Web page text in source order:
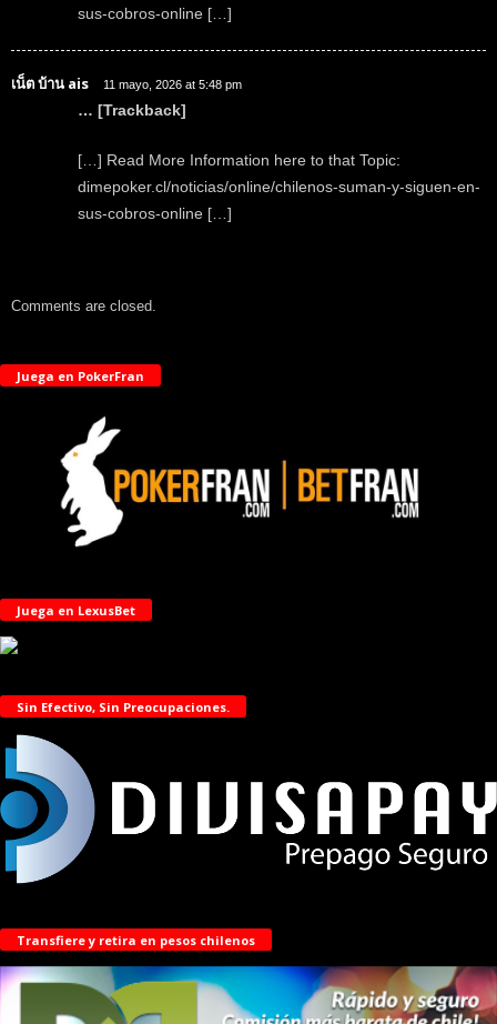
sus-cobros-online […]
เน็ต บ้าน ais 11 mayo, 2026 at 5:48 pm
… [Trackback]
[…] Read More Information here to that Topic:
dimepoker.cl/noticias/online/chilenos-suman-y-siguen-en-
sus-cobros-online […]
Comments are closed.
Juega en PokerFran
Juega en LexusBet
Sin Efectivo, Sin Preocupaciones.
Transfiere y retira en pesos chilenos